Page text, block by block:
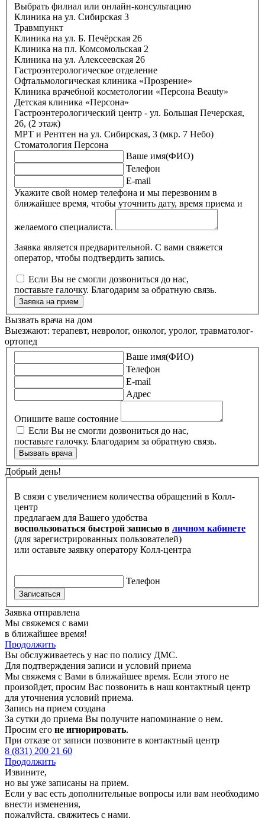
Выбрать филиал или онлайн-консультацию
Клиника на ул. Сибирская 3
Травмпункт
Клиника на ул. Б. Печёрская 26
Клиника на пл. Комсомольская 2
Клиника на ул. Алексеевская 26
Гастроэнтерологическое отделение
Офтальмологическая клиника «Прозрение»
Клиника врачебной косметологии «Персона Beauty»
Детская клиника «Персона»
Гастроэнтерологический центр - ул. Большая Печерская,
26, (2 этаж)
МРТ и Рентген на ул. Сибирская, 3 (мкр. 7 Небо)
Стоматология Персона
Ваше имя(ФИО)
Телефон
E-mail
Укажите свой номер телефона и мы перезвоним в
ближайшее время, чтобы уточнить дату, время приема и
желаемого специалиста.
Заявка является предварительной. С вами свяжется
оператор, чтобы подтвердить запись.
Если Вы не смогли дозвониться до нас,
поставьте галочку. Благодарим за обратную связь.
Заявка на прием
Вызвать врача на дом
Выезжают: терапевт, невролог, онколог, уролог, травматолог-
ортопед
Ваше имя(ФИО)
Телефон
E-mail
Адрес
Опишите ваше состояние
Если Вы не смогли дозвониться до нас,
поставьте галочку. Благодарим за обратную связь.
Вызвать врача
Добрый день!
В связи с увеличением количества обращений в Колл-
центр
предлагаем для Вашего удобства
воспользоваться быстрой записью в личном кабинете
(для зарегистрированных пользователей)
или оставьте заявку оператору Колл-центра
Телефон
Записаться
Заявка отправлена
Мы свяжемся с вами
в ближайшее время!
Продолжить
Вы обслуживаетесь у нас по полису ДМС.
Для подтверждения записи и условий приема
Мы свяжемя с Вами в ближайшее время. Если этого не
произойдет, просим Вас позвонить в наш контактный центр
для уточнения условий приема.
Запись на прием создана
За сутки до приема Вы получите напоминание о нем.
Просим его не игнорировать.
При отказе от записи позвоните в контактный центр
8 (831) 200 21 60
Продолжить
Извините,
но вы уже записаны на прием.
Если у вас есть дополнительные вопросы или вам необходимо
внести изменения,
пожалуйста, свяжитесь с нами.